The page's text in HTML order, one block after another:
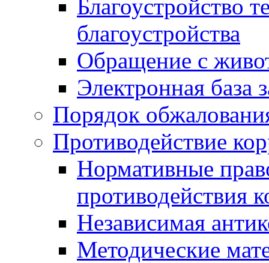
Благоустройство
благоустройства
Обращение с
Электронная база
Порядок
Противодействие
Нормативные
противодействия
Независимая
Методические